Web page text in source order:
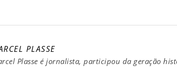
PLASSE
Plasse é jornalista, participou da geração